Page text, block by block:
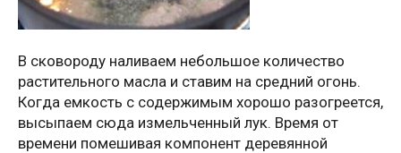
В сковороду наливаем небольшое количество
растительного масла и ставим на средний огонь.
Когда емкость с содержимым хорошо разогреется,
высыпаем сюда измельченный лук. Время от
времени помешивая компонент деревянной